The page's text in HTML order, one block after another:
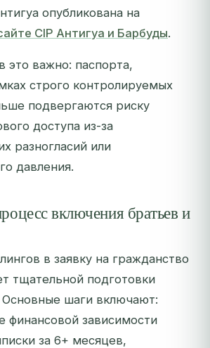
опубликована на
CIP Антигуа и Барбуды.
это важно: паспорта,
строго контролируемых
подвергаются риску
доступа из-за
разногласий или
давления.
включения братьев и
в заявку на гражданство
тщательной подготовки
шаги включают:
финансовой зависимости
за 6+ месяцев,